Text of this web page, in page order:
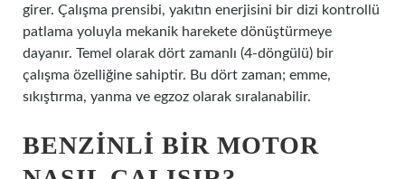
girer. Çalışma prensibi, yakıtın enerjisini bir dizi kontrollü
patlama yoluyla mekanik harekete dönüştürmeye
dayanır. Temel olarak dört zamanlı (4-döngülü) bir
çalışma özelliğine sahiptir. Bu dört zaman; emme,
sıkıştırma, yanma ve egzoz olarak sıralanabilir.
BENZINLI BIR MOTOR